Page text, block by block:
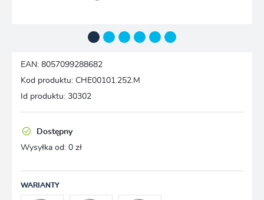
EAN: 8057099288682
Kod produktu: CHE00101.252.M
Id produktu: 30302
Dostępny
Wysyłka od: 0 zł
WARIANTY